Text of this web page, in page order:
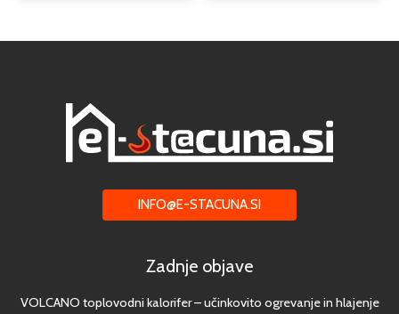
INFO@E-STACUNA.SI
Zadnje objave
VOLCANO toplovodni kalorifer – učinkovito ogrevanje in hlajenje